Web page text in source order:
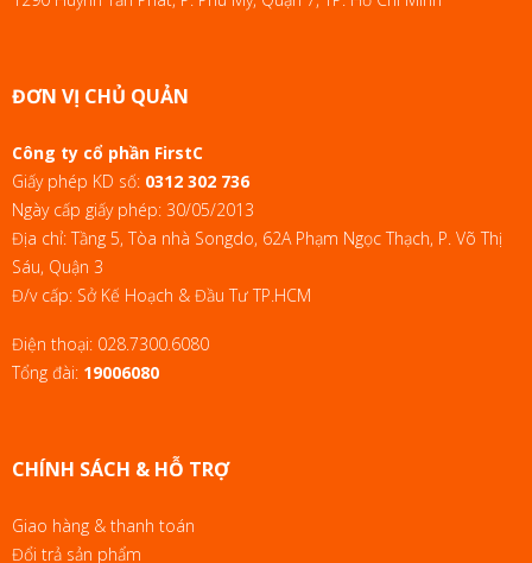
ĐƠN VỊ CHỦ QUẢN
Công ty cổ phần FirstC
Giấy phép KD số: 0312 302 736
Ngày cấp giấy phép: 30/05/2013
Địa chỉ: Tầng 5, Tòa nhà Songdo, 62A Phạm Ngọc Thạch, P. Võ Thị
Sáu, Quận 3
Đ/v cấp: Sở Kế Hoạch & Đầu Tư TP.HCM
Điện thoại: 028.7300.6080
Tổng đài: 19006080
CHÍNH SÁCH & HỖ TRỢ
Giao hàng & thanh toán
Đổi trả sản phẩm